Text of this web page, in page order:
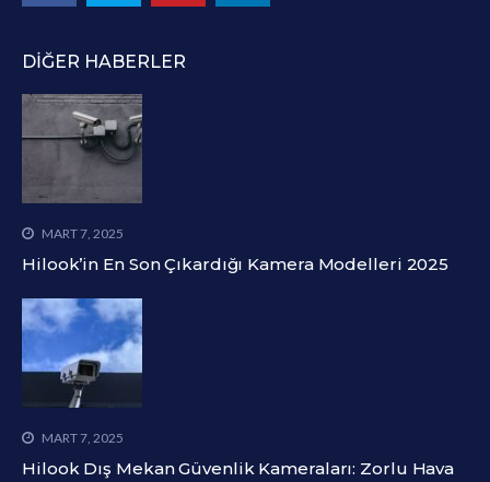
DIĞER HABERLER
MART 7, 2025
Hilook’in En Son Çıkardığı Kamera Modelleri 2025
MART 7, 2025
Hilook Dış Mekan Güvenlik Kameraları: Zorlu Hava